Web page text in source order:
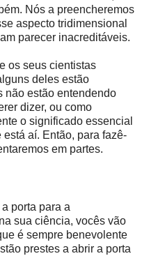
Nós a preencheremos
aspecto tridimensional
parecer inacreditáveis.
os seus cientistas
deles estão
não estão entendendo
dizer, ou como
o significado essencial
aí. Então, para fazê-
em partes.
porta para a
sua ciência, vocês vão
é sempre benevolente
prestes a abrir a porta